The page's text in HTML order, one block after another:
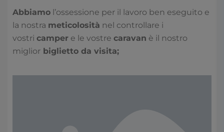
Abbiamo l’ossessione per il lavoro ben eseguito e
la nostra meticolosità nel controllare i
vostri camper e le vostre caravan è il nostro
miglior biglietto da visita;